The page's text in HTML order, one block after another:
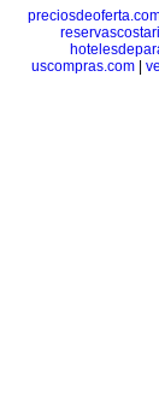
uscompras.com|